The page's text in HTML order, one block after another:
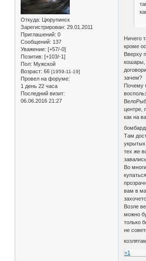
Откуда: Цюрупинск
Зарегистрирован: 29.01.2011
Приглашений: 0
Сообщений: 137
Уважение: [+57/-0]
Позитив: [+103/-1]
Пол: Мужской
Возраст: 66 [1959-11-19]
Провел на форуме:
1 день 22 часа
Последний визит:
06.06.2016 21:27
Ничего
кроме
Вверху
кошары,
зачем?
Почему
центре,
как на
Там
укрытых
тех же
Во
вам в
Возле
можно
только
не
+1